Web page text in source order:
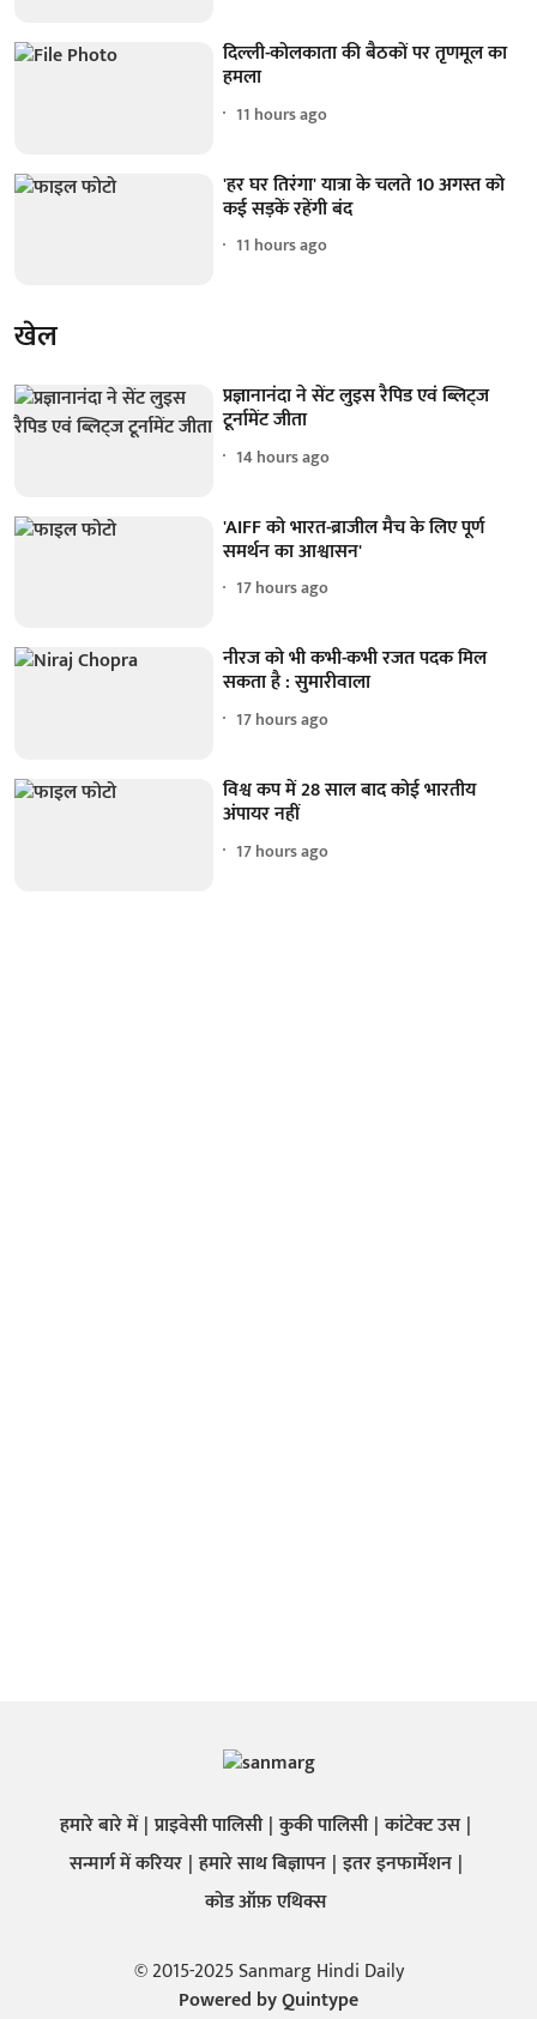
दिल्ली-कोलकाता की बैठकों पर तृणमूल का
हमला
11 hours ago
'हर घर तिरंगा' यात्रा के चलते 10 अगस्त को
कई सड़कें रहेंगी बंद
11 hours ago
खेल
प्रज्ञानानंदा ने सेंट लुइस रैपिड एवं ब्लिट्ज
टूर्नामेंट जीता
14 hours ago
'AIFF को भारत-ब्राजील मैच के लिए पूर्ण
समर्थन का आश्वासन'
17 hours ago
नीरज को भी कभी-कभी रजत पदक मिल
सकता है : सुमारीवाला
17 hours ago
विश्व कप में 28 साल बाद कोई भारतीय
अंपायर नहीं
17 hours ago
हमारे बारे में प्राइवेसी पालिसी कुकी पालिसी कांटेक्ट उस
सन्मार्ग में करियर हमारे साथ बिज्ञापन इतर इनफार्मेशन
कोड ऑफ़ एथिक्स
© 2015-2025 Sanmarg Hindi Daily
Powered byQuintype